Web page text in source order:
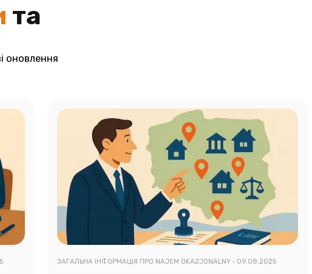
та
оновлення
ЗАГАЛЬНА ІНФОРМАЦІЯ ПРО NAJEM OKAZJONALNY · 09.08.2025